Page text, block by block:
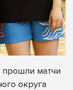
прошли матчи
округа